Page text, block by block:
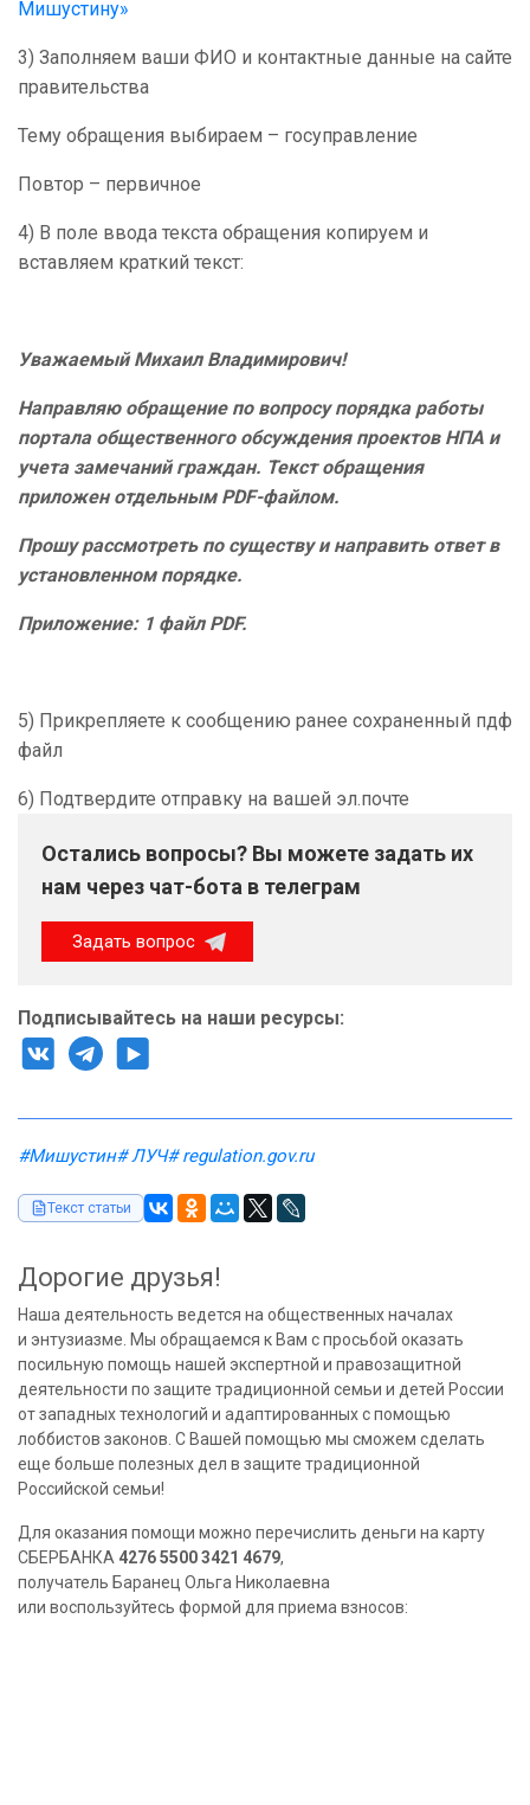
Мишустину»
3) Заполняем ваши ФИО и контактные данные на сайте
правительства
Тему обращения выбираем – госуправление
Повтор – первичное
4) В поле ввода текста обращения копируем и
вставляем краткий текст:
Уважаемый Михаил Владимирович!
Направляю обращение по вопросу порядка работы
портала общественного обсуждения проектов НПА и
учета замечаний граждан. Текст обращения
приложен отдельным PDF-файлом.
Прошу рассмотреть по существу и направить ответ в
установленном порядке.
Приложение: 1 файл PDF.
5) Прикрепляете к сообщению ранее сохраненный пдф
файл
6) Подтвердите отправку на вашей эл.почте
Остались вопросы? Вы можете задать их
нам через чат-бота в телеграм
Задать вопрос
Подписывайтесь на наши ресурсы:
#Мишустин# ЛУЧ# regulation.gov.ru
Текст статьи
Дорогие друзья!
Наша деятельность ведется на общественных началах
и энтузиазме. Мы обращаемся к Вам с просьбой оказать
посильную помощь нашей экспертной и правозащитной
деятельности по защите традиционной семьи и детей России
от западных технологий и адаптированных с помощью
лоббистов законов. С Вашей помощью мы сможем сделать
еще больше полезных дел в защите традиционной
Российской семьи!
Для оказания помощи можно перечислить деньги на карту
СБЕРБАНКА 4276 5500 3421 4679,
получатель Баранец Ольга Николаевна
или воспользуйтесь формой для приема взносов: